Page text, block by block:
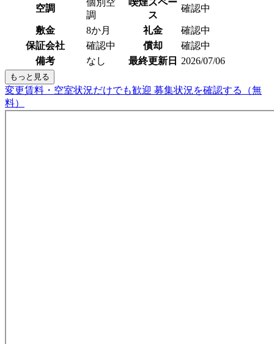
空調
個別空
調
喫煙スペー
ス
確認中
敷金 8か月 礼金
確認中
保証会社
確認中 償却
確認中
備考
なし 最終更新日 2026/07/06
もっと見る
変更賃料・空室状況だけでも歓迎 募集状況を確認する（無
料）